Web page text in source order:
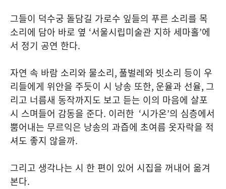
그들이 덕수궁 돌담길 가로수 잎들의 푸른 소리를 목
소리에 담아 바로 옆 ‘서울시립미술관 지하 세마홀’에
서 정기 공연 한다.
자연 속 바람 소리와 물소리, 풀벌레와 빗소리 등이 우
리들에게 위안을 주듯이 시 낭송 또한, 운율과 선율, 그
리고 너름새 동작까지도 보고 듣는 이의 마음에 살포
시 스며들어 감동을 준다. 이러한 ‘시가온’의 심층에서
뿜어내는 무르익은 낭송의 과즙에 초여름 옷자락을 적
셔도 좋지 않을까.
그리고 생각나는 시 한 편이 있어 시집을 꺼내어 옮겨
본다.